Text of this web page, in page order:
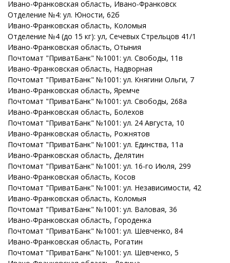
Ивано-Франковская область, Ивано-Франковск
Отделение №4: ул. Юности, 62б
Ивано-Франковская область, Коломыя
Отделение №4 (до 15 кг): ул, Сечевых Стрельцов 41/1
Ивано-Франковская область, Отыния
Почтомат "ПриватБанк" №1001: ул. Свободы, 11в
Ивано-Франковская область, Надворная
Почтомат "ПриватБанк" №1001: ул. Княгини Ольги, 7
Ивано-Франковская область, Яремче
Почтомат "ПриватБанк" №1001: ул. Свободы, 268а
Ивано-Франковская область, Болехов
Почтомат "ПриватБанк" №1001: ул. 24 Августа, 10
Ивано-Франковская область, Рожнятов
Почтомат "ПриватБанк" №1001: ул. Единства, 11а
Ивано-Франковская область, Делятин
Почтомат "ПриватБанк" №1001: ул. 16-го Июля, 299
Ивано-Франковская область, Косов
Почтомат "ПриватБанк" №1001: ул. Независимости, 42
Ивано-Франковская область, Коломыя
Почтомат "ПриватБанк" №1001: ул. Валовая, 36
Ивано-Франковская область, Городенка
Почтомат "ПриватБанк" №1001: ул. Шевченко, 84
Ивано-Франковская область, Рогатин
Почтомат "ПриватБанк" №1001: ул. Шевченко, 5